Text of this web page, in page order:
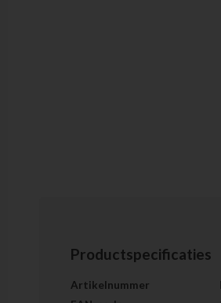
Productspecificaties
Artikelnummer